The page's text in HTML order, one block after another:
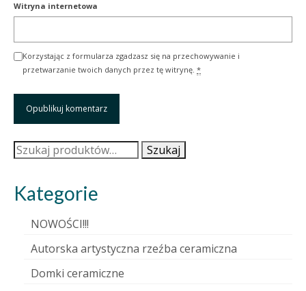
Witryna internetowa
Korzystając z formularza zgadzasz się na przechowywanie i
przetwarzanie twoich danych przez tę witrynę. *
Szukaj: Szukaj
Kategorie
NOWOŚCI!!!
Autorska artystyczna rzeźba ceramiczna
Domki ceramiczne